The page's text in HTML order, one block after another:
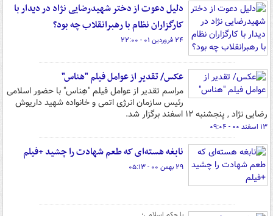
دلیل دعوت از دختر شهیدرضایی نژاد در دیدار با
کارگزاران نظام با رهبرانقلاب چه بود؟
۲۴ فروردین ۰۱ - ۲۲:۰۰
عکس/ تقدیر از عوامل فیلم "هناس"
مراسم تقدیر از عوامل فیلم "هِناس" با حضور اسلامی
رئیس سازمان انرژی اتمی و خانواده شهید داریوش
رضایی نژاد , پنجشنبه ۱۲ اسفند برگزار شد.
۱۳ اسفند ۰۰ - ۰۹:۰۴
نابغه هسته‌ای که طعم شهادت را چشید +فیلم
۲۹ بهمن ۰۰ - ۰۵:۱۳